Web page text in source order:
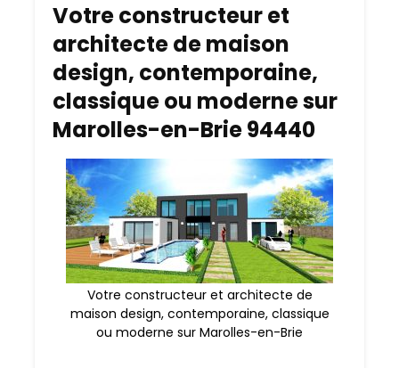
Votre constructeur et
architecte de maison
design, contemporaine,
classique ou moderne sur
Marolles-en-Brie 94440
Votre constructeur et architecte de
maison design, contemporaine, classique
ou moderne sur Marolles-en-Brie